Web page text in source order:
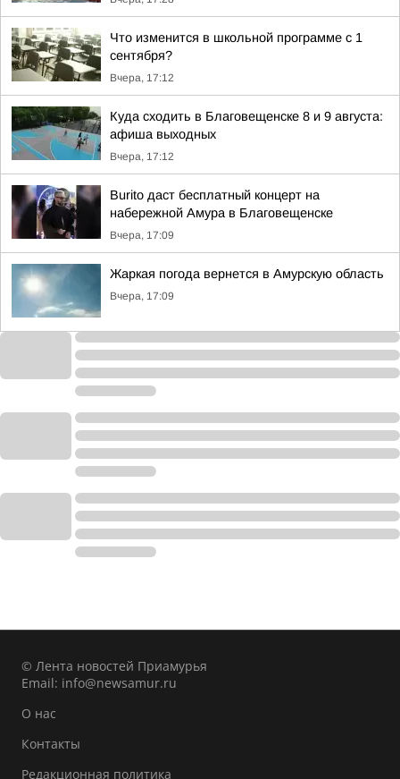
Что изменится в школьной программе с 1
сентября?
Вчера, 17:12
Куда сходить в Благовещенске 8 и 9 августа:
афиша выходных
Вчера, 17:12
Burito даст бесплатный концерт на
набережной Амура в Благовещенске
Вчера, 17:09
Жаркая погода вернется в Амурскую область
Вчера, 17:09
© Лента новостей Приамурья
Email: info@newsamur.ru
О нас
Контакты
Редакционная политика